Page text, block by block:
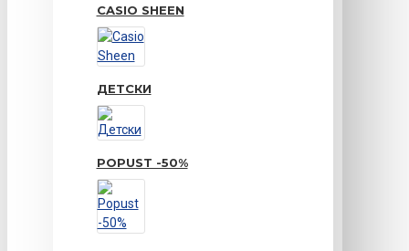
CASIO SHEEN
ДЕТСКИ
POPUST -50%